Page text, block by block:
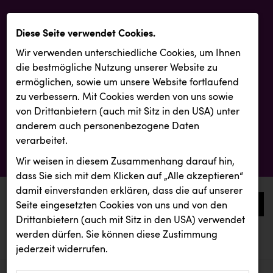
0
aktuelle aussendungen
aktuelle aussendungen
Diese Seite verwendet Cookies.
Wir verwenden unterschiedliche Cookies, um Ihnen
die best­mögliche Nutzung unserer Website zu
ermöglichen, sowie um unsere Website fortlaufend
zu verbessern. Mit Cookies werden von uns sowie
von Drittanbietern (auch mit Sitz in den USA) unter
anderem auch personenbezogene Daten
verarbeitet.
Wir weisen in diesem Zusammenhang darauf hin,
dass Sie sich mit dem Klicken auf „Alle akzeptieren“
damit ein­ver­standen erklären, dass die auf unserer
Seite eingesetzten Cookies von uns und von den
Drittanbietern (auch mit Sitz in den USA) verwendet
werden dürfen. Sie können diese Zustimmung
jederzeit widerrufen.